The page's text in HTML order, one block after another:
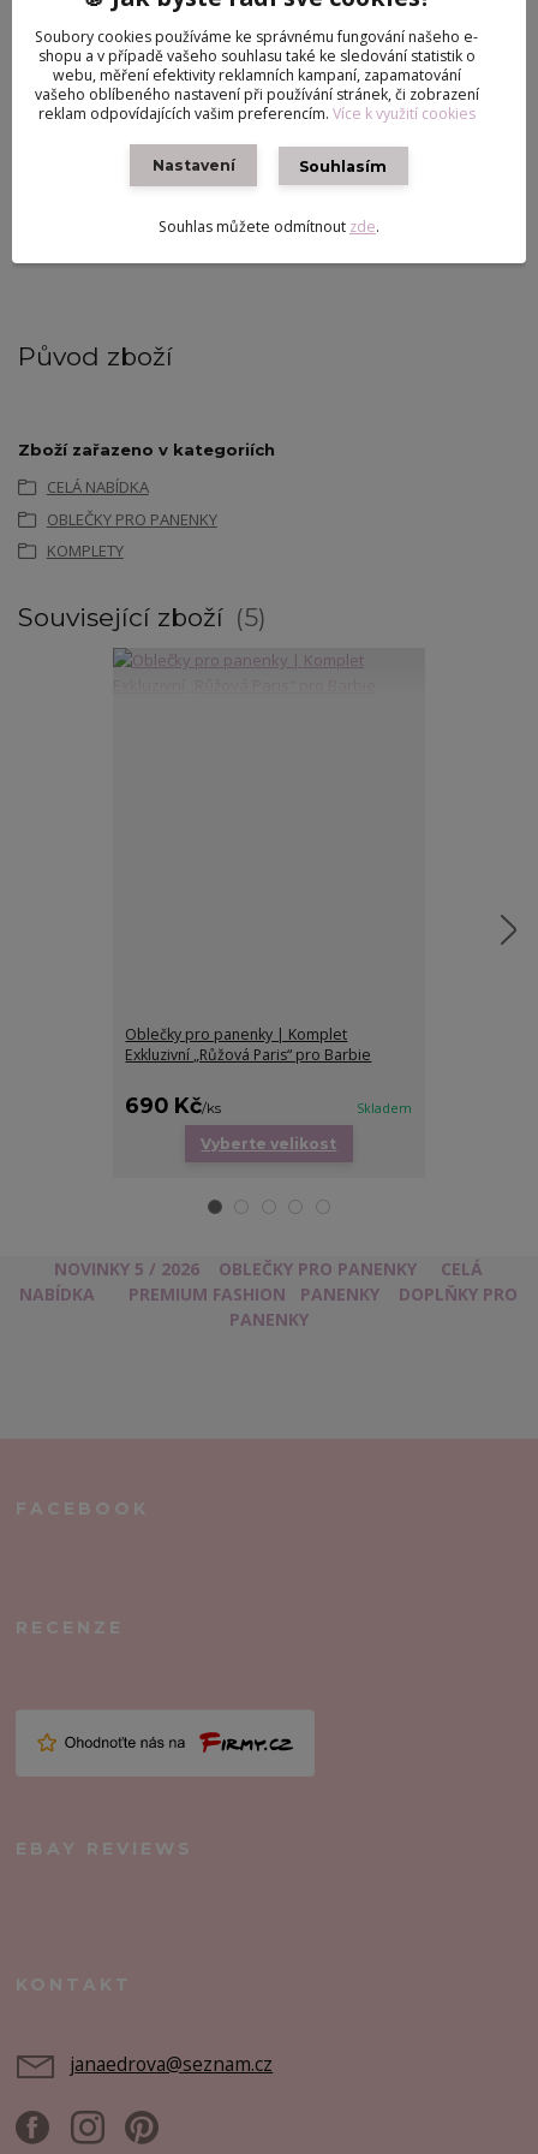
Vhodné pro:
Panenky typu Barbie, Fashion Royalty a
podobné modelky.
Obsah balení:1x crop top, 1x sukně s volány.
Tip stylisty:Tento set nejlépe vynikne s vysokými podpatky v nude
doporučujeme panence sepnout vlasy do vysokého culíku nebo
nechat vyniknout bohaté vlny.
Dopřejte své sběratelské panence outfit, ve kterém bude
Původ zboží
Zboží zařazeno v kategoriích
CELÁ NABÍDKA
OBLEČKY PRO PANENKY
KOMPLETY
Související zboží 5
Oblečky pro panenky | Komplet
Exkluzivní „Růžová Paris“ pro Barbie
690 Kč/ks Skladem
Vyberte velikost
NOVINKY 5 / 2026 OBLEČKY PRO PANENKY
CELÁ
NABÍDKA
PREMIUM FASHION PANENKY
DOPLŇKY PRO
PANENKY
FACEBOOK
RECENZE
EBAY REVIEWS
KONTAKT
janaedrova@seznam.cz
Soubory cookies používáme ke správnému fungování našeho e-
shopu a v případě vašeho souhlasu také ke sledování statistik o
webu, měření efektivity reklamních kampaní, zapamatování
vašeho oblíbeného nastavení při používání stránek, či zobrazení
reklam odpovídajících vašim preferencím. Více k využití cookies
Nastavení Souhlasím
Souhlas můžete odmítnout zde.